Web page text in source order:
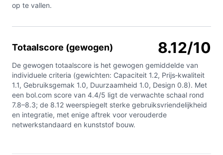
op te vallen.
Totaalscore (gewogen) 8.12/10
De gewogen totaalscore is het gewogen gemiddelde van
individuele criteria (gewichten: Capaciteit 1.2, Prijs‑kwaliteit
1.1, Gebruiksgemak 1.0, Duurzaamheid 1.0, Design 0.8). Met
een bol.com score van 4.4/5 ligt de verwachte schaal rond
7.8–8.3; de 8.12 weerspiegelt sterke gebruiksvriendelijkheid
en integratie, met enige aftrek voor verouderde
netwerkstandaard en kunststof bouw.